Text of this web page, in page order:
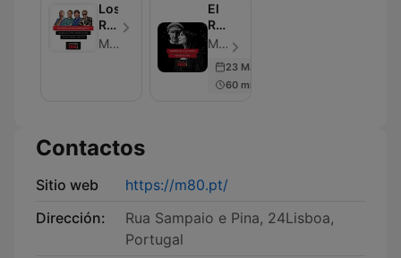
Los
Residentes
M80
M80
El
Roockie
del
Mes
M80 - Episodio 6
23 May 2020
60 min
Contactos
Sitio web
https://m80.pt/
Dirección:
Rua Sampaio e Pina, 24Lisboa,
Portugal